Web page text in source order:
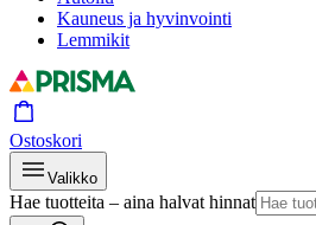
Kauneus ja hyvinvointi
Lemmikit
Ostoskori
Valikko
Hae tuotteita – aina halvat hinnat